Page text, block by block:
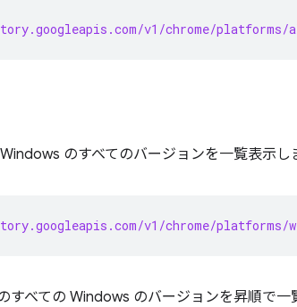
v1/chrome/
のすべてのバージョンを一覧表示し
v1/chrome/platforms/
すべての Windows のバージョンを昇順で一